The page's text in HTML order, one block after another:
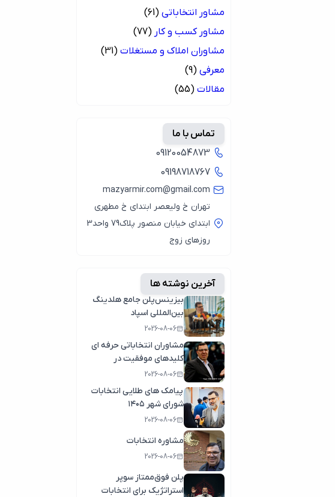
مشاور انتخاباتی (61)
مشاور کسب و کار (77)
مشاوران املاک و مستغلات (31)
معرفی (9)
مقالات (55)
تماس با ما
09120054873
09198718767
mazyarmir.com@gmail.com
تهران خ ولیعصر ابتدای خ مطهری
ابتدای خیابان منصور پلاک79 واحد3
روزهای زوج
آخرین نوشته ها
بیزینس‌پلن جامع هلدینگ
بین‌المللی اسپاد
2026-08-06
مشاوران انتخاباتی حرفه ای
کلیدهای موفقیت در
انتخابات سال1404
2026-08-06
پیامک های طلایی انتخابات
شورای شهر ۱۴۰۵
2026-08-06
مشاوره انتخابات
2026-08-06
پلن فوق‌ممتاز سوپر
استراتژیک برای انتخابات